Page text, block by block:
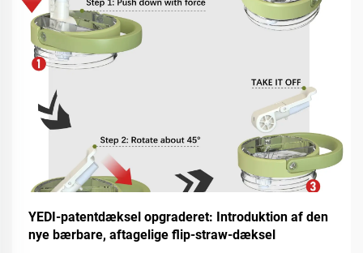
YEDI-patentdæksel opgraderet: Introduktion af den
nye bærbare, aftagelige flip-straw-dæksel